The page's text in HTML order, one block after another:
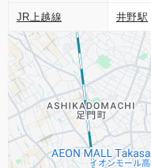
JR上越線 井野駅